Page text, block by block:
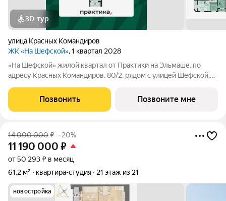
3D-тур
улица Красных Командиров
ЖК «На Шефской», 1 квартал 2028
«На Шефской» жилой квартал от Практики на Эльмаше, по
адресу Красных Командиров, 80/2, рядом с улицей Шефской.
логистики: рядом школы №138 и №95, детский сад №440,
центры дополнительного
Позвонить Позвоните мне
14 000 000₽ –20%
11 190 000 ₽
от 50 293 ₽ в месяц
61,2 м²
квартира-студия 21 этаж из 21
новостройка